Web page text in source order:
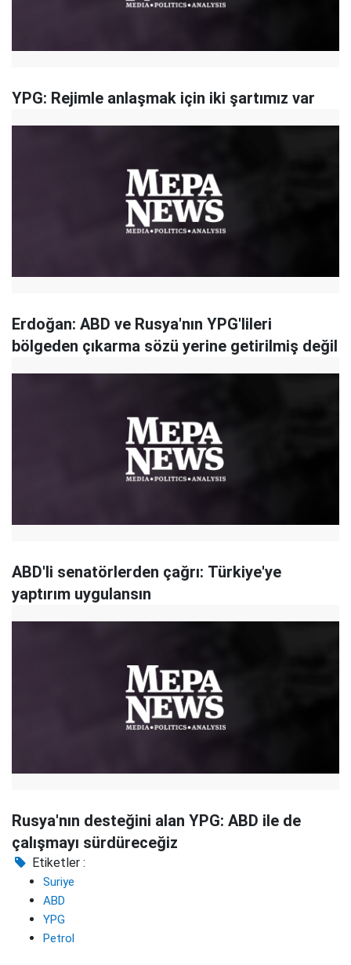
YPG: Rejimle anlaşmak için iki şartımız var
Erdoğan: ABD ve Rusya'nın YPG'lileri
bölgeden çıkarma sözü yerine getirilmiş değil
ABD'li senatörlerden çağrı: Türkiye'ye
yaptırım uygulansın
Rusya'nın desteğini alan YPG: ABD ile de
çalışmayı sürdüreceğiz
Etiketler :
Suriye
ABD
YPG
Petrol